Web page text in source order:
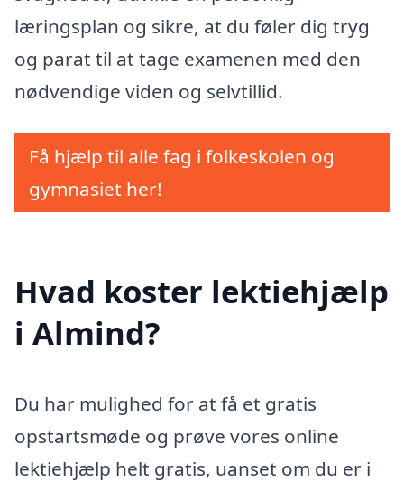
læringsplan og sikre, at du føler dig tryg
og parat til at tage examenen med den
nødvendige viden og selvtillid.
Få hjælp til alle fag i folkeskolen og
gymnasiet her!
Hvad koster lektiehjælp
i Almind?
Du har mulighed for at få et gratis
opstartsmøde og prøve vores online
lektiehjælp helt gratis, uanset om du er i